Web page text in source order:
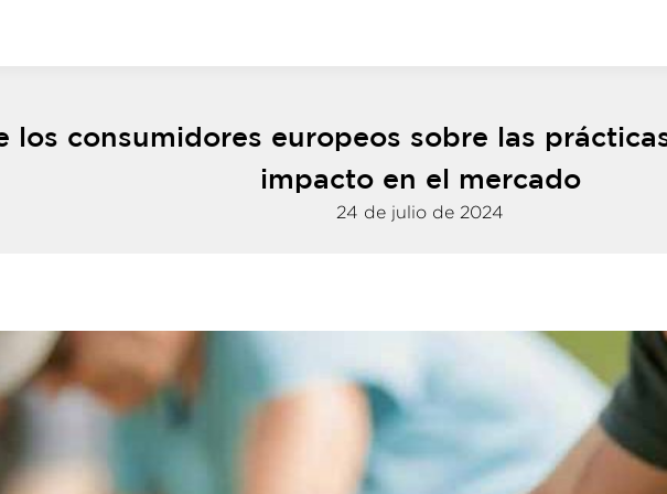
los consumidores europeos sobre las
impacto en el mercado
24 de julio de 2024